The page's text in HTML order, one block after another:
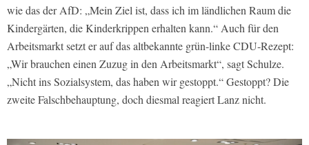
wie das der AfD: „Mein Ziel ist, dass ich im ländlichen Raum die
Kindergärten, die Kinderkrippen erhalten kann.“ Auch für den
Arbeitsmarkt setzt er auf das altbekannte grün-linke CDU-Rezept:
„Wir brauchen einen Zuzug in den Arbeitsmarkt“, sagt Schulze.
„Nicht ins Sozialsystem, das haben wir gestoppt.“ Gestoppt? Die
zweite Falschbehauptung, doch diesmal reagiert Lanz nicht.